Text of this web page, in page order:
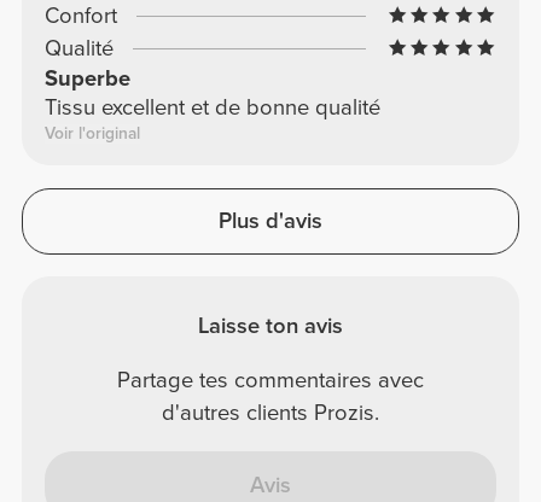
Confort
Qualité
Superbe
Tissu excellent et de bonne qualité
Voir l'original
Plus d'avis
Laisse ton avis
Partage tes commentaires avec
d'autres clients Prozis.
Avis